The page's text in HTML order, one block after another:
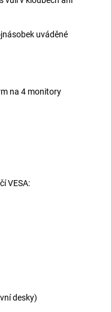
uváděné
na 4 monitory
VESA:
desky)